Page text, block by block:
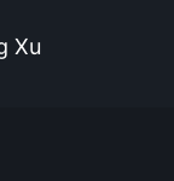
Xu